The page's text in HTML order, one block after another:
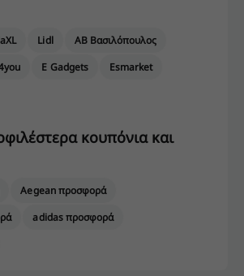
Lidl
ΑΒ Βασιλόπουλος
E Gadgets
Esmarket
κουπόνια και
Aegean προσφορά
adidas προσφορά